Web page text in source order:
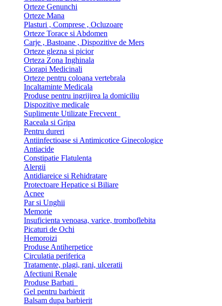
Orteze Genunchi
Orteze Mana
Plasturi , Comprese , Ocluzoare
Orteze Torace si Abdomen
Carje , Bastoane , Dispozitive de Mers
Orteze glezna si picior
Orteza Zona Inghinala
Ciorapi Medicinali
Orteze pentru coloana vertebrala
Incaltaminte Medicala
Produse pentru ingrijirea la domiciliu
Dispozitive medicale
Suplimente Utilizate Frecvent
Raceala si Gripa
Pentru dureri
Antiinfectioase si Antimicotice Ginecologice
Antiacide
Constipatie Flatulenta
Alergii
Antidiareice si Rehidratare
Protectoare Hepatice si Biliare
Acnee
Par si Unghii
Memorie
Insuficienta venoasa, varice, tromboflebita
Picaturi de Ochi
Hemoroizi
Produse Antiherpetice
Circulatia periferica
Tratamente, plagi, rani, ulceratii
Afectiuni Renale
Produse Barbati
Gel pentru barbierit
Balsam dupa barbierit